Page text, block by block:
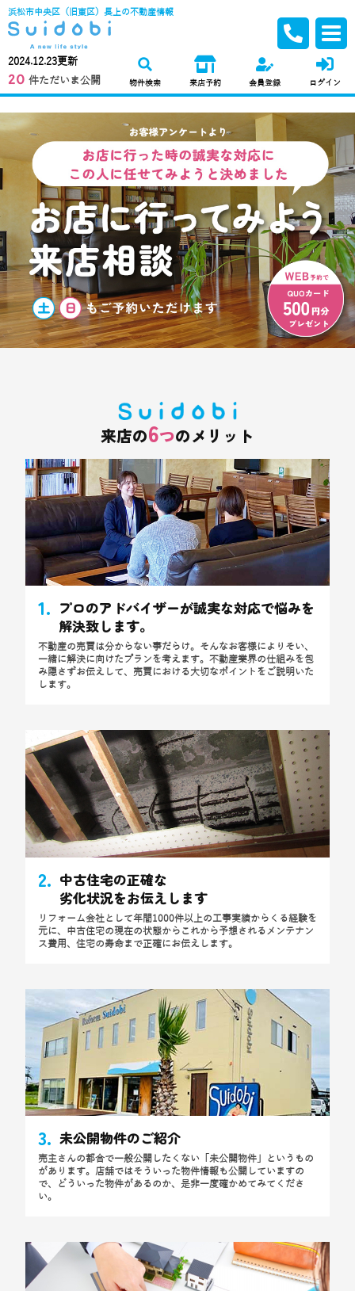
浜松市中央区（旧東区）長上の不動産情報
2024.12.23更新
20 件ただいま公開 物件検索 来店予約 会員登録 ログイン
来店の6つのメリット
1. プロのアドバイザーが誠実な対応で悩みを
解決致します。
不動産の売買は分からない事だらけ。そんなお客様によりそい、
一緒に解決に向けたプランを考えます。不動産業界の仕組みを包
み隠さずお伝えして、売買における大切なポイントをご説明いた
します。
2. 中古住宅の正確な
劣化状況をお伝えします
リフォーム会社として年間1000件以上の工事実績からくる経験を
元に、中古住宅の現在の状態からこれから予想されるメンテナン
ス費用、住宅の寿命まで正確にお伝えします。
3. 未公開物件のご紹介
売主さんの都合で一般公開したくない「未公開物件」というもの
があります。店舗ではそういった物件情報も公開していますの
で、どういった物件があるのか、是非一度確かめてみてくださ
い。